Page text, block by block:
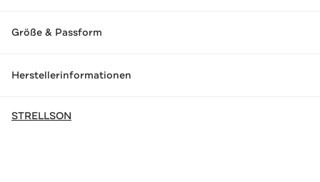
Größe & Passform
Herstellerinformationen
STRELLSON